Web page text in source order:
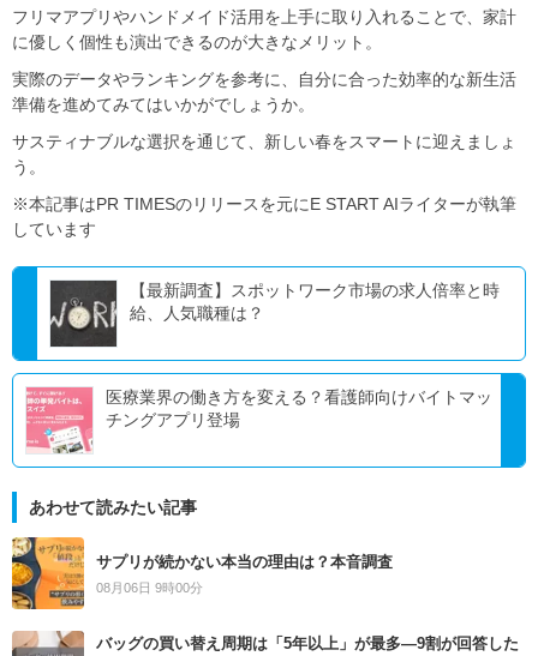
フリマアプリやハンドメイド活用を上手に取り入れることで、家計
に優しく個性も演出できるのが大きなメリット。
実際のデータやランキングを参考に、自分に合った効率的な新生活
準備を進めてみてはいかがでしょうか。
サスティナブルな選択を通じて、新しい春をスマートに迎えましょ
う。
※本記事はPR TIMESのリリースを元にE START AIライターが執筆
しています
【最新調査】スポットワーク市場の求人倍率と時
給、人気職種は？
医療業界の働き方を変える？看護師向けバイトマッ
チングアプリ登場
あわせて読みたい記事
サプリが続かない本当の理由は？本音調査
08月06日 9時00分
バッグの買い替え周期は「5年以上」が最多―9割が回答した